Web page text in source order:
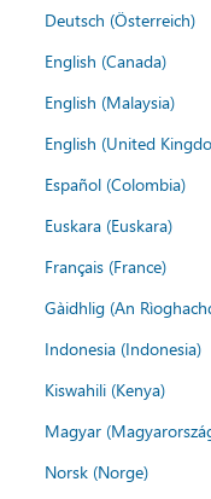
Deutsch (Österreich)
English (Canada)
English (Malaysia)
English (United
Español (Colombia)
Euskara (Euskara)
Français (France)
Gàidhlig (An
Indonesia (Indonesia)
Kiswahili (Kenya)
Magyar
Norsk (Norge)